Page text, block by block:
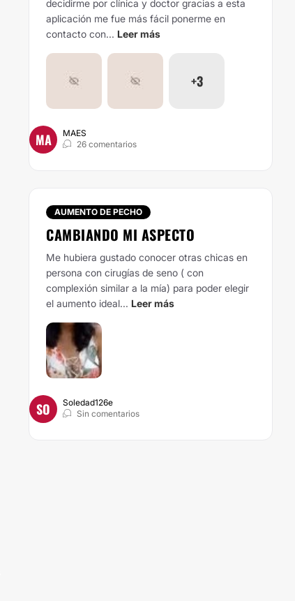
decidirme por clínica y doctor gracias a esta
aplicación me fue más fácil ponerme en
contacto con... Leer más
+3
MA
MAES
26 comentarios
AUMENTO DE PECHO
CAMBIANDO MI ASPECTO
Me hubiera gustado conocer otras chicas en
persona con cirugías de seno ( con
complexión similar a la mía) para poder elegir
el aumento ideal... Leer más
SO
Soledad126e
Sin comentarios